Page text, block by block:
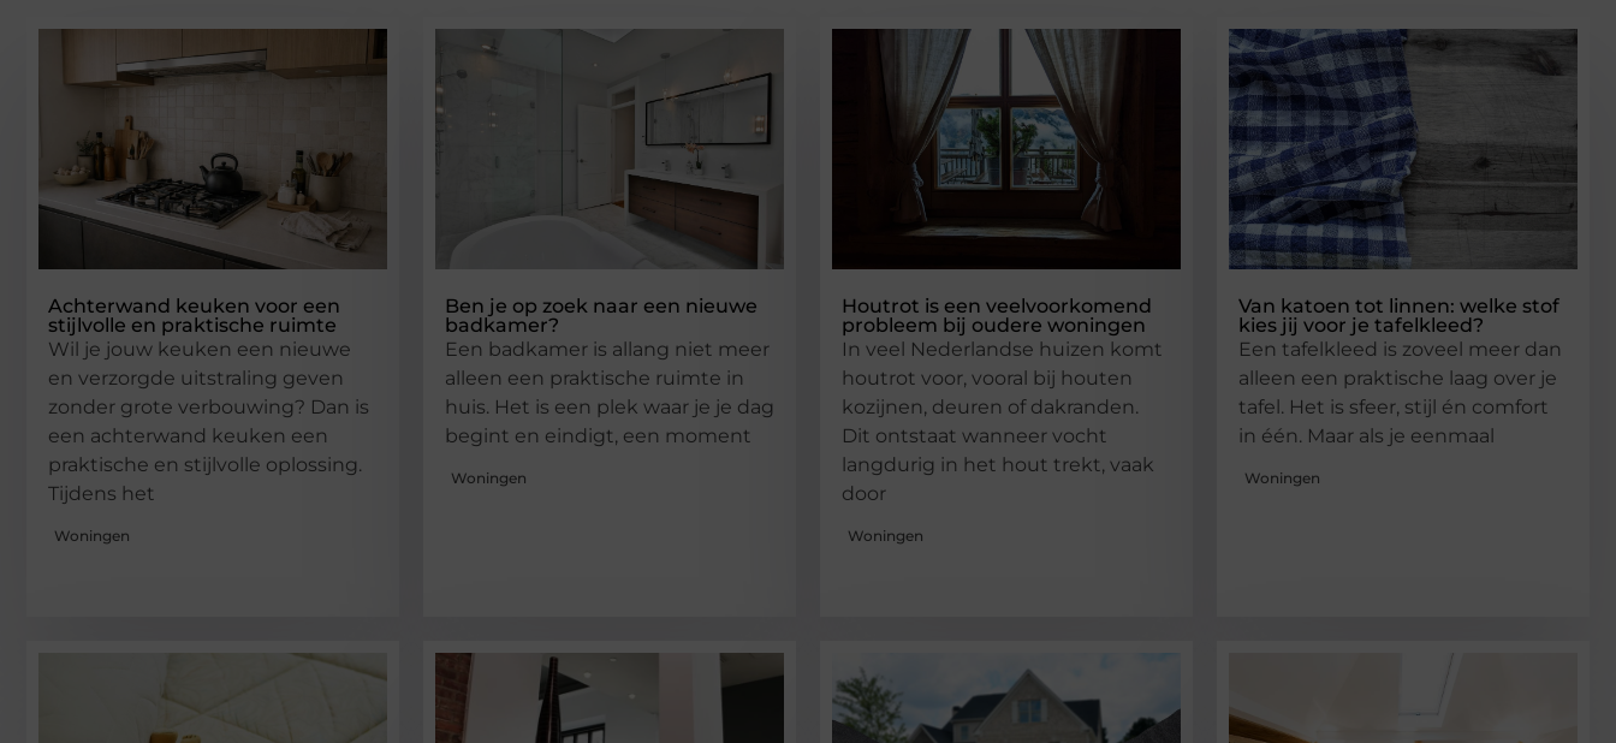
Achterwand keuken voor een
stijlvolle en praktische ruimte
Wil je jouw keuken een nieuwe
en verzorgde uitstraling geven
zonder grote verbouwing? Dan is
een achterwand keuken een
praktische en stijlvolle oplossing.
Tijdens het
Woningen
Ben je op zoek naar een nieuwe
badkamer?
Een badkamer is allang niet meer
alleen een praktische ruimte in
huis. Het is een plek waar je je dag
begint en eindigt, een moment
Woningen
Houtrot is een veelvoorkomend
probleem bij oudere woningen
In veel Nederlandse huizen komt
houtrot voor, vooral bij houten
kozijnen, deuren of dakranden.
Dit ontstaat wanneer vocht
langdurig in het hout trekt, vaak
door
Woningen
Van katoen tot linnen: welke stof
kies jij voor je tafelkleed?
Een tafelkleed is zoveel meer dan
alleen een praktische laag over je
tafel. Het is sfeer, stijl én comfort
in één. Maar als je eenmaal
Woningen